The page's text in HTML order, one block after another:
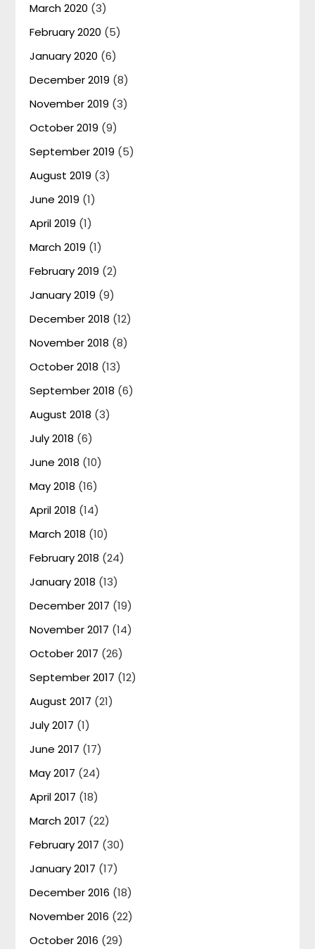
March 2020 (3)
February 2020 (5)
January 2020 (6)
December 2019 (8)
November 2019 (3)
October 2019 (9)
September 2019 (5)
August 2019 (3)
June 2019 (1)
April 2019 (1)
March 2019 (1)
February 2019 (2)
January 2019 (9)
December 2018 (12)
November 2018 (8)
October 2018 (13)
September 2018 (6)
August 2018 (3)
July 2018 (6)
June 2018 (10)
May 2018 (16)
April 2018 (14)
March 2018 (10)
February 2018 (24)
January 2018 (13)
December 2017 (19)
November 2017 (14)
October 2017 (26)
September 2017 (12)
August 2017 (21)
July 2017 (1)
June 2017 (17)
May 2017 (24)
April 2017 (18)
March 2017 (22)
February 2017 (30)
January 2017 (17)
December 2016 (18)
November 2016 (22)
October 2016 (29)